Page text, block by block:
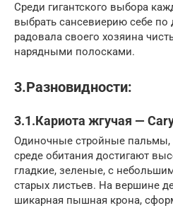
Среди гигантского выбора
выбрать сансевиерию себе по
радовала своего хозяина
нарядными полосками.
3.Разновидности:
3.1.Кариота жгучая —
Одиночные стройные пальмы,
среде обитания достигают
гладкие, зеленые, с
старых листьев. На вершине
шикарная пышная крона,